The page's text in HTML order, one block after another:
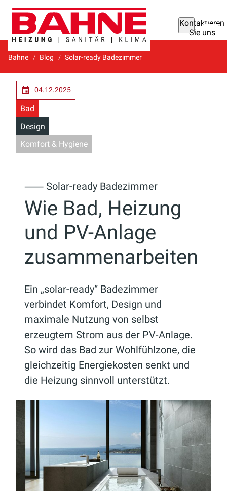
Kontaktieren
Sie uns
Bahne Blog Solar-ready Badezimmer
04.12.2025
Bad
Design
Komfort & Hygiene
⸺ Solar-ready Badezimmer
Wie Bad, Heizung
und PV-Anlage
zusammenarbeiten
Ein „solar-ready“ Badezimmer
verbindet Komfort, Design und
maximale Nutzung von selbst
erzeugtem Strom aus der PV-Anlage.
So wird das Bad zur Wohlfühlzone, die
gleichzeitig Energiekosten senkt und
die Heizung sinnvoll unterstützt.